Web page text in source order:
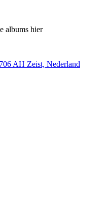
albums hier
AH Zeist, Nederland